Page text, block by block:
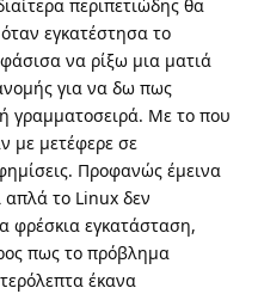
περιπετιώδης θα
εγκατέστησα το
να ρίξω μια ματιά
για να δω πως
γραμματοσειρά. Με το που
με μετέφερε σε
Προφανώς έμεινα
απλά το Linux δεν
φρέσκια εγκατάσταση,
πως το πρόβλημα
έκανα